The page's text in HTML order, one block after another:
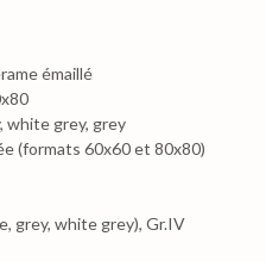
émaillé
white grey, grey
(formats 60x60 et 80x80)
grey, white grey), Gr.IV